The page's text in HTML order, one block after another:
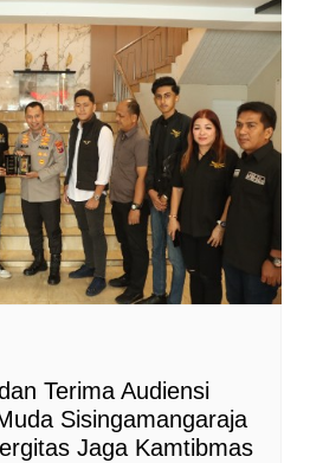
Terima Audiensi
Sisingamangaraja
Jaga Kamtibmas